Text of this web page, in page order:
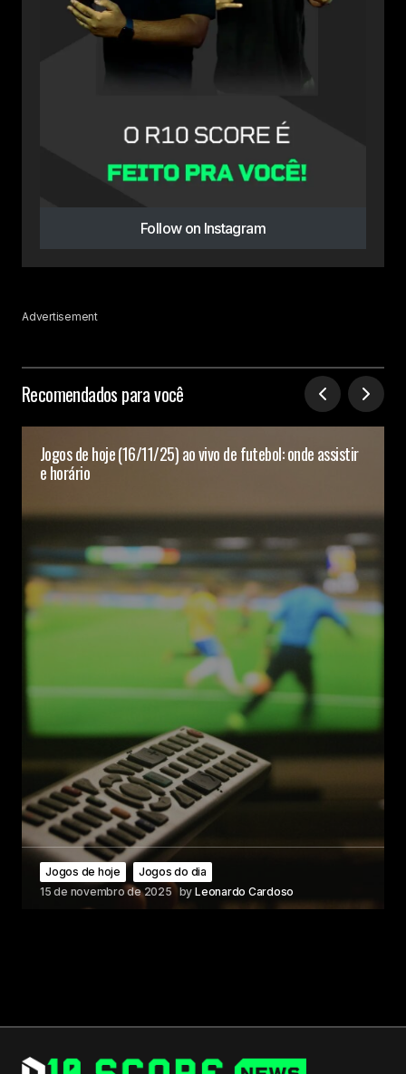
Follow on Instagram
Advertisement
Recomendados para você
Jogos de hoje (16/11/25) ao vivo de futebol: onde assistir
e horário
Jogos de hoje
Jogos do dia
15 de novembro de 2025 by Leonardo Cardoso